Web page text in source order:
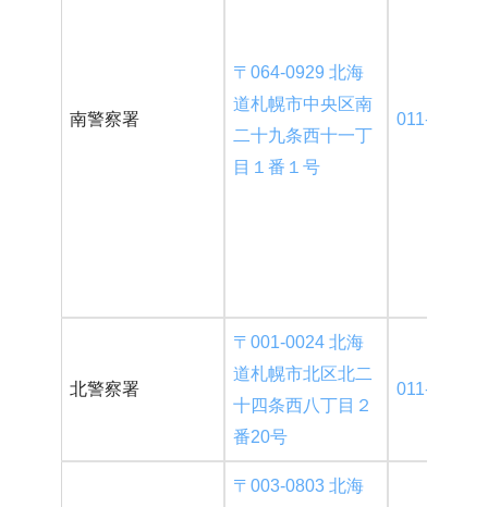
南警察署
〒064-0929 北海
道札幌市中央区南
二十九条西十一丁
目１番１号
011-552-
北警察署
〒001-0024 北海
道札幌市北区北二
十四条西八丁目２
番20号
011-727-
〒003-0803 北海